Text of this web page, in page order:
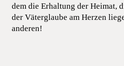
dem die Erhaltung der Heimat,
der Väterglaube am Herzen
anderen!